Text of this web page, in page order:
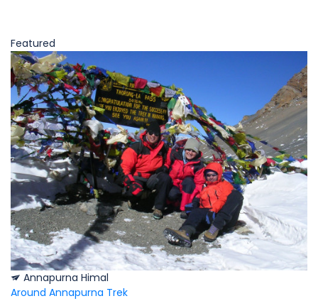
Featured
Annapurna Himal
Around Annapurna Trek